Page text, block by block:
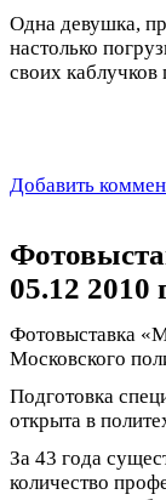
Одна девушка,
настолько
своих
Добавить
05.12 2010
Фотовыставка
Московского
Подготовка
открыта в
За 43 года
количество